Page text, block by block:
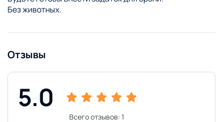
Без животных.
Отзывы
5.0
Всего отзывов: 1